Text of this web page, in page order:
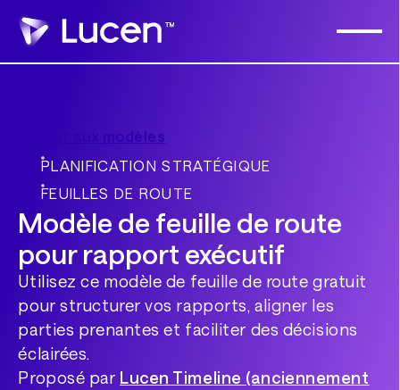
Retour aux modèles
PLANIFICATION STRATÉGIQUE
FEUILLES DE ROUTE
Modèle de feuille de route
pour rapport exécutif
Utilisez ce modèle de feuille de route gratuit
pour structurer vos rapports, aligner les
parties prenantes et faciliter des décisions
éclairées.
Proposé par Lucen Timeline (anciennement